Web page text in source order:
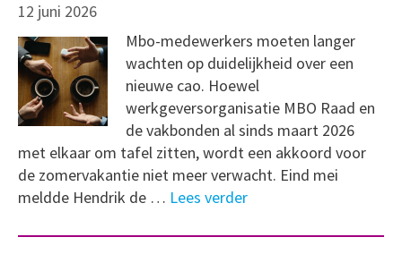
12 juni 2026
Mbo-medewerkers moeten langer
wachten op duidelijkheid over een
nieuwe cao. Hoewel
werkgeversorganisatie MBO Raad en
de vakbonden al sinds maart 2026
met elkaar om tafel zitten, wordt een akkoord voor
de zomervakantie niet meer verwacht. Eind mei
meldde Hendrik de … Lees verder